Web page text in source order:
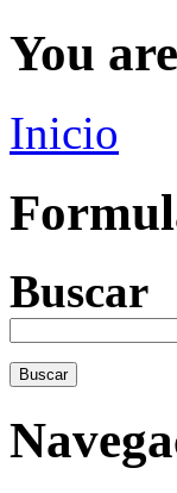
You
Inicio
Buscar